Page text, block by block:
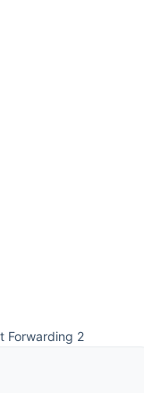
Forwarding 2